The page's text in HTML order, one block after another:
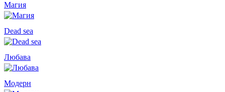
Магия
Dead sea
Любава
Модерн